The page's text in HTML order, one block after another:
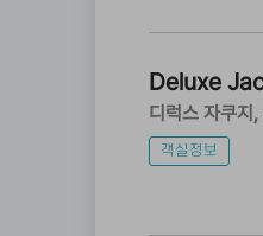
Deluxe
디럭스 자쿠지
객실정보